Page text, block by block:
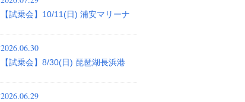
【試乗会】10/11(日) 浦安マリーナ
2026.06.30
【試乗会】8/30(日) 琵琶湖長浜港
2026.06.29